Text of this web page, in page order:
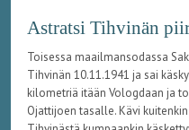
Astratsi Tihvinän
Toisessa maailmansodassa
Tihvinän 10.11.1941 ja sai
kilometriä itään Vologdaan ja
Ojattijoen tasalle. Kävi